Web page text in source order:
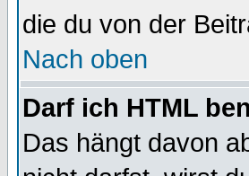
die du von der
Nach oben
Darf ich HTML
Das hängt davon